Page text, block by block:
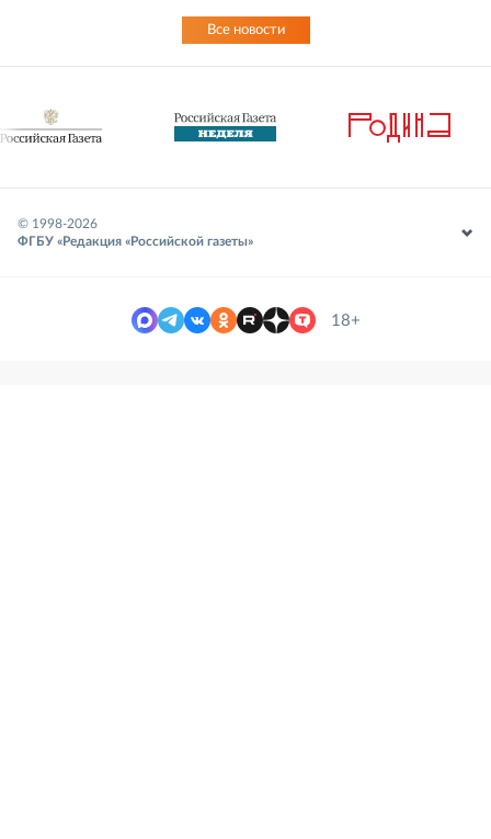
Все новости
© 1998-2026
ФГБУ «Редакция «Российской газеты»
18+